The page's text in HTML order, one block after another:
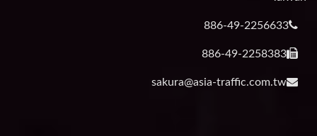
886-49-2256633
886-49-2258383
sakura@asia-traffic.com.tw